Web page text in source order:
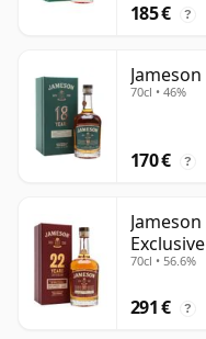
185 € ?
70cl • 46%
170 € ?
70cl • 56.6%
291 € ?